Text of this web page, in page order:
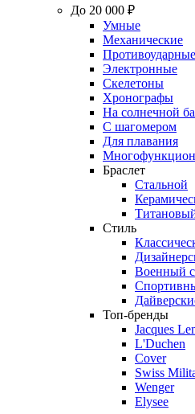
До 20 000 ₽
Умные
Механические
Противоударные
Электронные
Скелетоны
Хронографы
На солнечной
С шагомером
Для плавания
Браслет
Стальной
Стиль
Военный
Топ-бренды
Jacques
L'Duchen
Cover
Swiss
Wenger
Elysee